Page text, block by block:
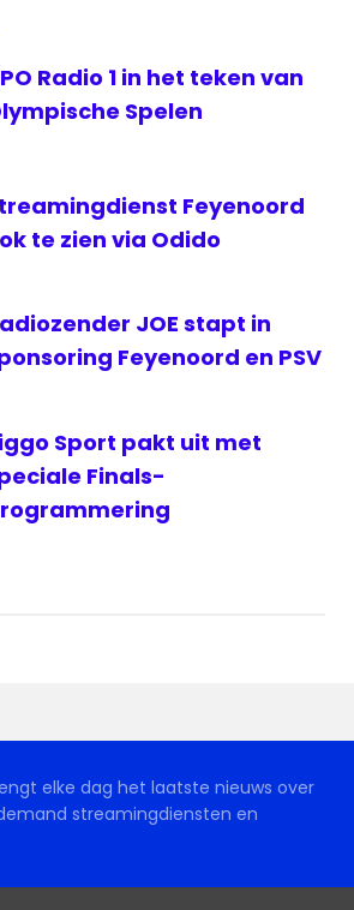
Radio 1 in het teken van
Spelen
Feyenoord
te zien via Odido
JOE stapt in
Feyenoord en PSV
Sport pakt uit met
Finals-
elke dag het laatste nieuws over
streamingdiensten en